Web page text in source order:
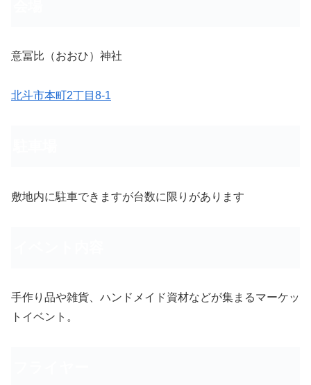
意冨比（おおひ）神社
北斗市本町2丁目8-1
敷地内に駐車できますが台数に限りがあります
手作り品や雑貨、ハンドメイド資材などが集まるマーケッ
トイベント。